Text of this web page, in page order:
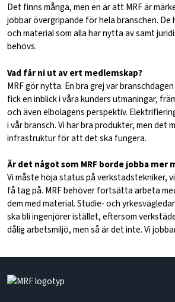
Det finns många, men en är att MRF är
jobbar övergripande för hela branschen. De
och material som alla har nytta av samt
behövs.
Vad får ni ut av ert medlemskap?
MRF gör nytta. En bra grej var
fick en inblick i våra kunders utmaningar,
och även elbolagens perspektiv.
i vår bransch. Vi har bra produkter, men det
infrastruktur för att det ska fungera.
Är det något som MRF borde jobba mer
Vi måste höja status på verkstadstekniker,
få tag på. MRF behöver fortsätta arbeta
dem med material. Studie- och
ska bli ingenjörer istället, eftersom
dålig arbetsmiljö, men så är det inte. Vi